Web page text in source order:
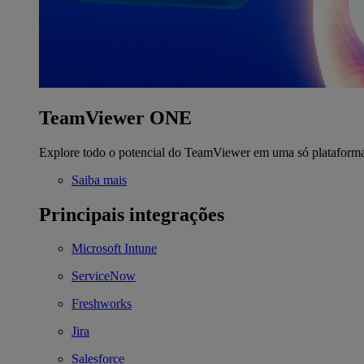
TeamViewer ONE
Explore todo o potencial do TeamViewer em uma só
Saiba mais
Principais integrações
Microsoft Intune
ServiceNow
Freshworks
Jira
Salesforce